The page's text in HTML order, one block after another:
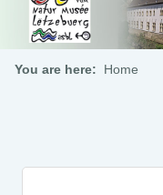
You are here: Home